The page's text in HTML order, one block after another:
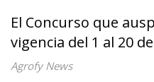
El Concurso que
vigencia del 1 al 20
Agrofy News